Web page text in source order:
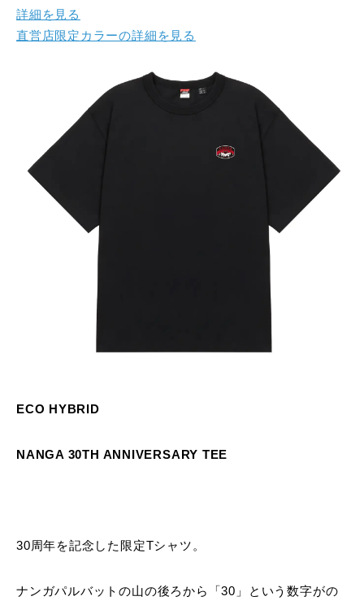
詳細を見る
直営店限定カラーの詳細を見る
ECO HYBRID
NANGA 30TH ANNIVERSARY TEE
30周年を記念した限定Tシャツ。
ナンガパルバットの山の後ろから「30」という数字がの